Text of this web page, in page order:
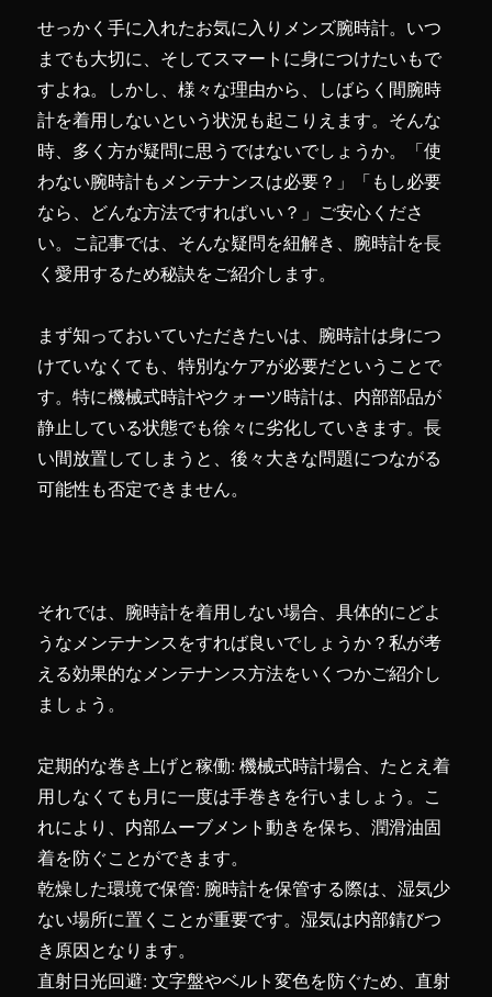
せっかく手に入れたお気に入りメンズ腕時計。いつ
までも大切に、そしてスマートに身につけたいもで
すよね。しかし、様々な理由から、しばらく間腕時
計を着用しないという状況も起こりえます。そんな
時、多く方が疑問に思うではないでしょうか。「使
わない腕時計もメンテナンスは必要？」「もし必要
なら、どんな方法ですればいい？」ご安心くださ
い。こ記事では、そんな疑問を紐解き、腕時計を長
く愛用するため秘訣をご紹介します。
まず知っておいていただきたいは、腕時計は身につ
けていなくても、特別なケアが必要だということで
す。特に機械式時計やクォーツ時計は、内部部品が
静止している状態でも徐々に劣化していきます。長
い間放置してしまうと、後々大きな問題につながる
可能性も否定できません。
それでは、腕時計を着用しない場合、具体的にどよ
うなメンテナンスをすれば良いでしょうか？私が考
える効果的なメンテナンス方法をいくつかご紹介し
ましょう。
定期的な巻き上げと稼働: 機械式時計場合、たとえ着
用しなくても月に一度は手巻きを行いましょう。こ
れにより、内部ムーブメント動きを保ち、潤滑油固
着を防ぐことができます。
乾燥した環境で保管: 腕時計を保管する際は、湿気少
ない場所に置くことが重要です。湿気は内部錆びつ
き原因となります。
直射日光回避: 文字盤やベルト変色を防ぐため、直射